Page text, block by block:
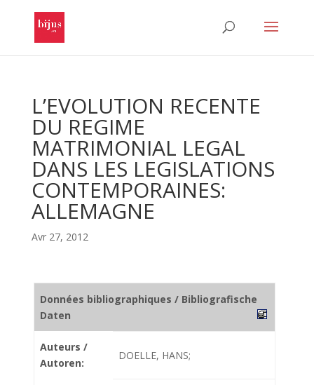
L’EVOLUTION RECENTE
DU REGIME
MATRIMONIAL LEGAL
DANS LES LEGISLATIONS
CONTEMPORAINES:
ALLEMAGNE
Avr 27, 2012
Données bibliographiques / Bibliografische
Daten
Auteurs /
Autoren:
DOELLE, HANS;